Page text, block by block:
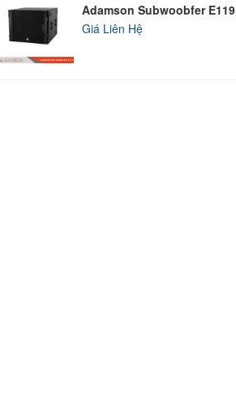
Adamson Subwoobfer E119
Giá Liên Hệ